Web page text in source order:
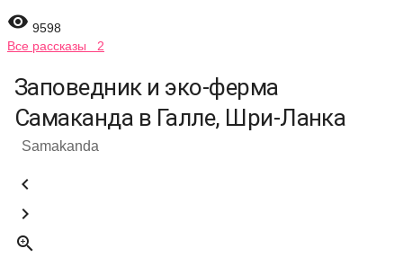
 9598
Все рассказы 2
Заповедник и эко-ферма
Самаканда в Галле, Шри-Ланка
Samakanda


